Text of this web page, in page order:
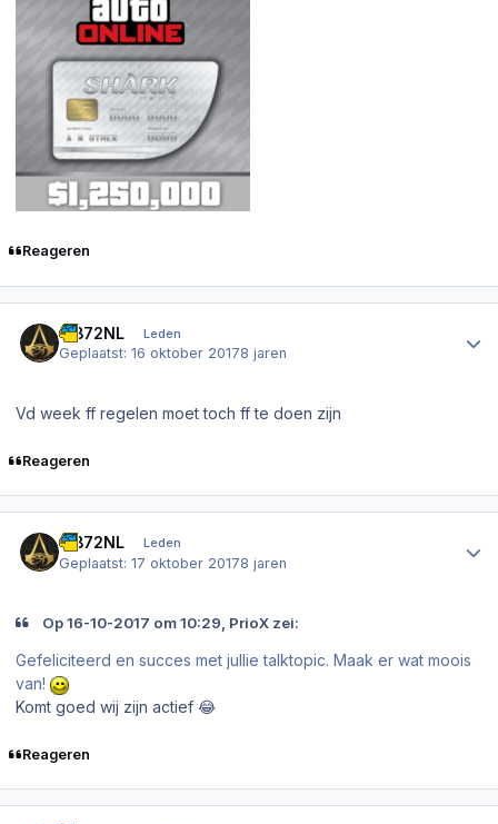
Reageren
MB72NL Leden
Geplaatst:16 oktober 20178 jaren
Vd week ff regelen moet toch ff te doen zijn
Reageren
MB72NL Leden
Geplaatst:17 oktober 20178 jaren
Op 16-10-2017 om 10:29, PrioX zei:
Gefeliciteerd en succes met jullie talktopic. Maak er wat moois
van!
Komt goed wij zijn actief 😂
Reageren